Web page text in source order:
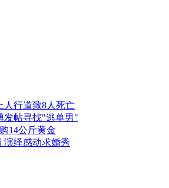
人行道致8人死亡
发帖寻找"逃单男"
14公斤黄金
演绎感动求婚秀